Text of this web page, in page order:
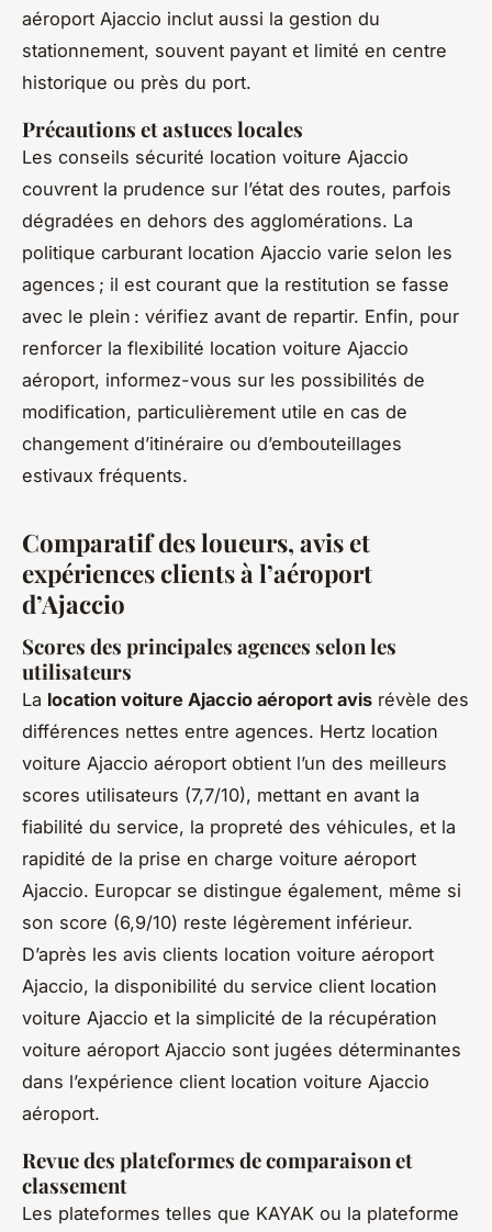
aéroport Ajaccio inclut aussi la gestion du
stationnement, souvent payant et limité en centre
historique ou près du port.
Précautions et astuces locales
Les conseils sécurité location voiture Ajaccio
couvrent la prudence sur l’état des routes, parfois
dégradées en dehors des agglomérations. La
politique carburant location Ajaccio varie selon les
agences ; il est courant que la restitution se fasse
avec le plein : vérifiez avant de repartir. Enfin, pour
renforcer la flexibilité location voiture Ajaccio
aéroport, informez-vous sur les possibilités de
modification, particulièrement utile en cas de
changement d’itinéraire ou d’embouteillages
estivaux fréquents.
Comparatif des loueurs, avis et
expériences clients à l’aéroport
d’Ajaccio
Scores des principales agences selon les
utilisateurs
La location voiture Ajaccio aéroport avis révèle des
différences nettes entre agences. Hertz location
voiture Ajaccio aéroport obtient l’un des meilleurs
scores utilisateurs (7,7/10), mettant en avant la
fiabilité du service, la propreté des véhicules, et la
rapidité de la prise en charge voiture aéroport
Ajaccio. Europcar se distingue également, même si
son score (6,9/10) reste légèrement inférieur.
D’après les avis clients location voiture aéroport
Ajaccio, la disponibilité du service client location
voiture Ajaccio et la simplicité de la récupération
voiture aéroport Ajaccio sont jugées déterminantes
dans l’expérience client location voiture Ajaccio
aéroport.
Revue des plateformes de comparaison et
classement
Les plateformes telles que KAYAK ou la plateforme